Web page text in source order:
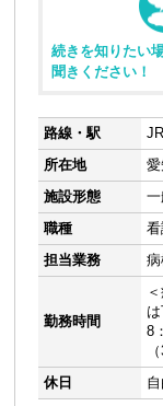
続きを知りたい
聞きください！
路線・駅
所在地
施設形態
職種
担当業務
勤務時間
8
休日